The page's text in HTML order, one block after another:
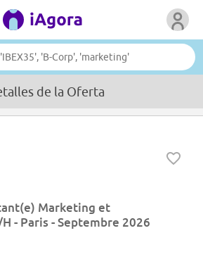
de la Oferta
Marketing et
- Paris - Septembre 2026